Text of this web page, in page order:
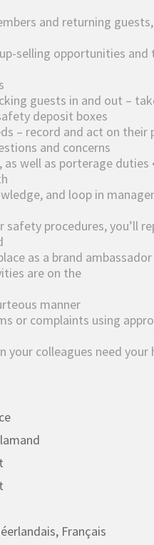
and returning
selling opportunities
guests in and out –
deposit boxes
– record and act on their
and concerns
well as porterage duties
and loop in
procedures, you’ll
as a brand ambassador
are on the
manner
or complaints using
your colleagues need your
Français